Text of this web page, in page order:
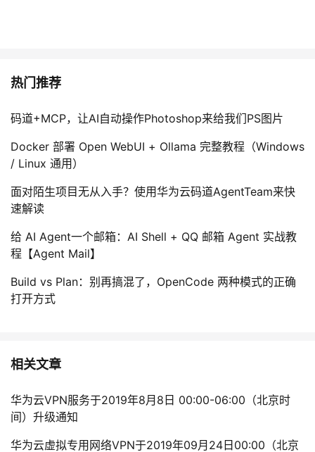
课
程
的
认
证
我
的
实
我
的
藏
术
持
云
建
热门推荐
码道+MCP，让AI自动操作Photoshop来给我们PS图片
Docker 部署 Open WebUI + Ollama 完整教程（Windows
/ Linux 通用）
面对陌生项目无从入手？使用华为云码道AgentTeam来快
速解读
给 AI Agent一个邮箱：AI Shell + QQ 邮箱 Agent 实战教
程【Agent Mail】
Build vs Plan：别再搞混了，OpenCode 两种模式的正确
打开方式
相关文章
华为云VPN服务于2019年8月8日 00:00-06:00（北京时
间）升级通知
华为云虚拟专用网络VPN于2019年09月24日00:00（北京